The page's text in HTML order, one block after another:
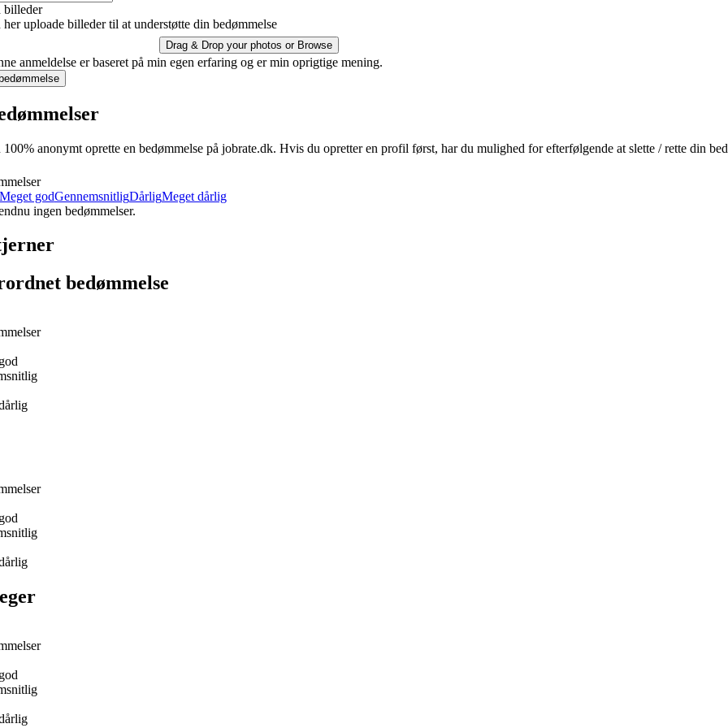
billeder
uploade billeder til at understøtte din bedømmelse
Drag & Drop your photos or Browse
anmeldelse er baseret på min egen erfaring og er min oprigtige mening.
anonymt oprette en bedømmelse på jobrate.dk. Hvis du opretter en profil først, har du mulighed for efterfølgende at slette / rette din
godGennemsnitligDårligMeget dårlig
ingen bedømmelser.
bedømmelse